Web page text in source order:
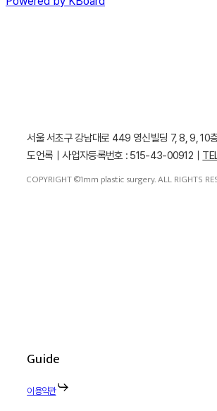
서울 서초구 강남대로 449 영신빌딩 7, 8, 9, 10
도언록｜사업자등록번호 : 515-43-00912｜
COPYRIGHT ©1mm plastic surgery. ALL RIGHTS
Guide
이용약관